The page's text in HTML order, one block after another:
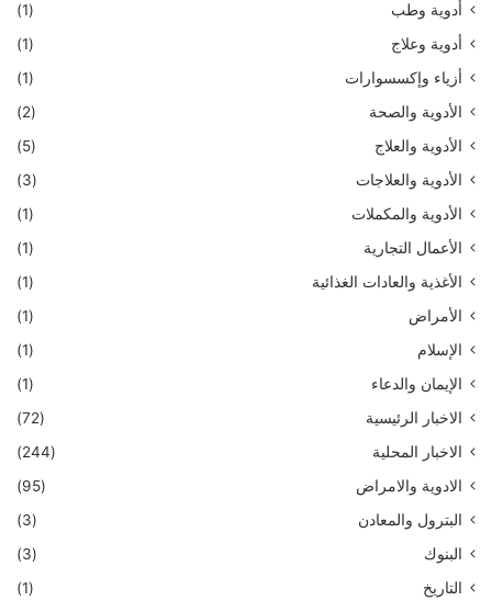
أدوية وطب
(1)
أدوية وعلاج
(1)
أزياء وإكسسوارات
(1)
الأدوية والصحة
(2)
الأدوية والعلاج
(5)
الأدوية والعلاجات
(3)
الأدوية والمكملات
(1)
الأعمال التجارية
(1)
الأغذية والعادات الغذائية
(1)
الأمراض
(1)
الإسلام
(1)
الإيمان والدعاء
(1)
الاخبار الرئيسية
(72)
الاخبار المحلية
(244)
الادوية والامراض
(95)
البترول والمعادن
(3)
البنوك
(3)
التاريخ
(1)